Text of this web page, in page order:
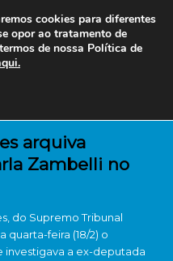
arquiva
Zambelli no
do Supremo Tribunal
quarta-feira (18/2) o
a ex-deputada
cookies para diferentes
opor ao tratamento de
de nossa Política de